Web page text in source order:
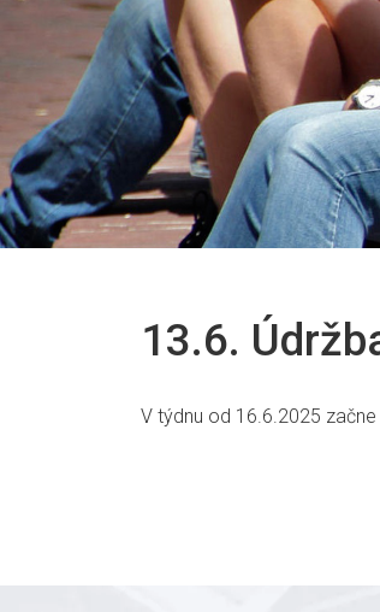
13.6.
V týdnu od 16.6.2025